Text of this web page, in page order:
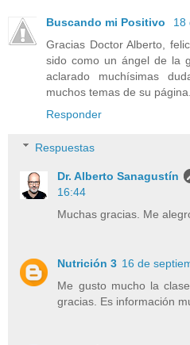
Buscando mi Positivo
18
Gracias Doctor Alberto,
sido como un ángel de la
aclarado muchísimas
muchos temas de su
Responder
Respuestas
Dr. Alberto Sanagustín
16:44
Muchas gracias. Me
Nutrición 3 16 de
Me gusto mucho la
gracias. Es información